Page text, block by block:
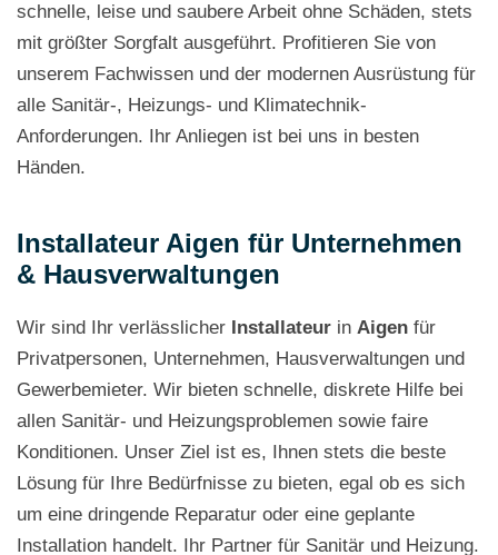
schnelle, leise und saubere Arbeit ohne Schäden, stets
mit größter Sorgfalt ausgeführt. Profitieren Sie von
unserem Fachwissen und der modernen Ausrüstung für
alle Sanitär-, Heizungs- und Klimatechnik-
Anforderungen. Ihr Anliegen ist bei uns in besten
Händen.
Installateur Aigen für Unternehmen
& Hausverwaltungen
Wir sind Ihr verlässlicher Installateur in Aigen für
Privatpersonen, Unternehmen, Hausverwaltungen und
Gewerbemieter. Wir bieten schnelle, diskrete Hilfe bei
allen Sanitär- und Heizungsproblemen sowie faire
Konditionen. Unser Ziel ist es, Ihnen stets die beste
Lösung für Ihre Bedürfnisse zu bieten, egal ob es sich
um eine dringende Reparatur oder eine geplante
Installation handelt. Ihr Partner für Sanitär und Heizung.